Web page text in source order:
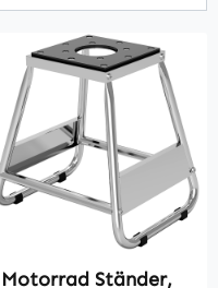
Motorrad Ständer,